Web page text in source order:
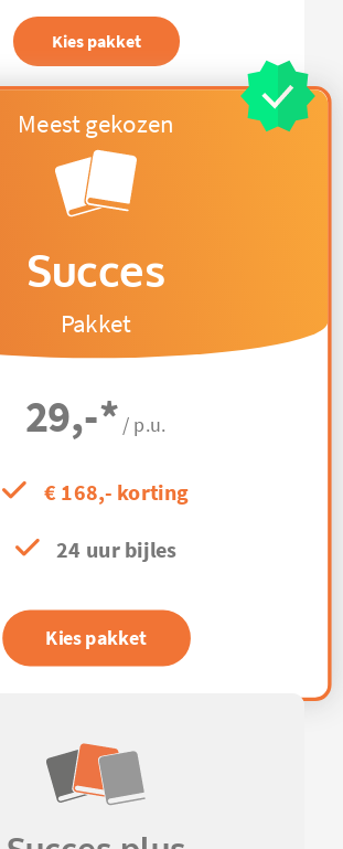
Kies pakket
Succes
Pakket
29,-* / p.u.
€ 168,- korting
24 uur bijles
Kies pakket